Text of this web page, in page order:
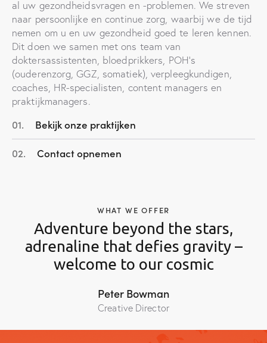
al uw gezondheidsvragen en -problemen. We streven
naar persoonlijke en continue zorg, waarbij we de tijd
nemen om u en uw gezondheid goed te leren kennen.
Dit doen we samen met ons team van
doktersassistenten, bloedprikkers, POH’s
(ouderenzorg, GGZ, somatiek), verpleegkundigen,
coaches, HR-specialisten, content managers en
praktijkmanagers.
01.
Bekijk onze praktijken
02.
Contact opnemen
WHAT WE OFFER
Adventure beyond the stars,
adrenaline that defies gravity –
welcome to our cosmicsen
Peter Bowman
Creative Director